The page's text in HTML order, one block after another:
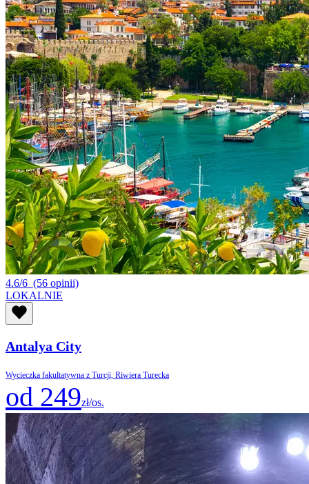
4.6/6 (56 opinii)
LOKALNIE
Antalya City
Wycieczka fakultatywna z Turcji, Riwiera Turecka
od 249zł/os.